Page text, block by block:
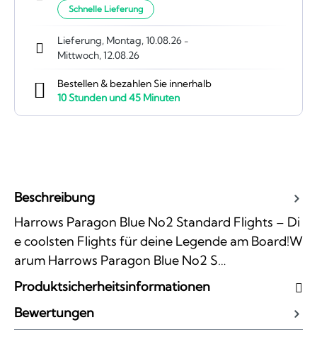
Schnelle Lieferung
Lieferung, Montag, 10.08.26 -
Mittwoch, 12.08.26
Bestellen & bezahlen Sie innerhalb
10Stunden und45 Minuten
Beschreibung
Harrows Paragon Blue No2 Standard Flights – Di
e coolsten Flights für deine Legende am Board!W
arum Harrows Paragon Blue No2 S…
Produktsicherheitsinformationen
Bewertungen